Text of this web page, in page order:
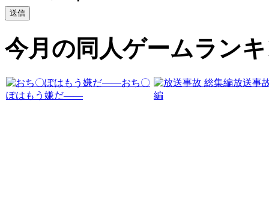
今月の同人ゲームラン
おち〇
ぽはもう嫌だ――
放送事
編